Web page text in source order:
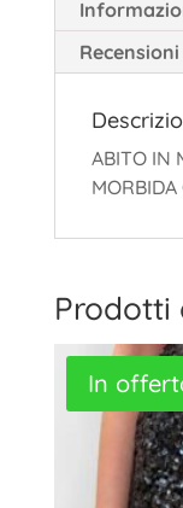
ABITO IN
MORBIDA
Prodotti
In